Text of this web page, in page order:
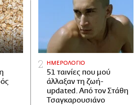
ΗΜΕΡΟΛΟΓΙΟ
51 ταινίες που μού
άλλαξαν τη ζωή-
updated. Aπό τον Στάθη
Τσαγκαρουσιάνο